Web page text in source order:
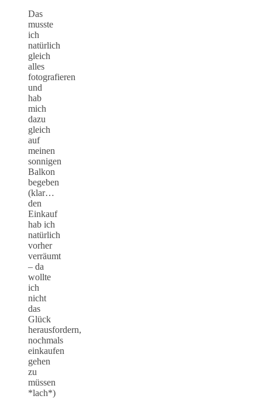
Das
musste
ich
natürlich
gleich
alles
fotografieren
und
hab
mich
dazu
gleich
auf
meinen
sonnigen
Balkon
begeben
(klar…
den
Einkauf
hab ich
natürlich
vorher
verräumt
– da
wollte
ich
nicht
das
Glück
herausfordern,
nochmals
einkaufen
gehen
zu
müssen
*lach*)